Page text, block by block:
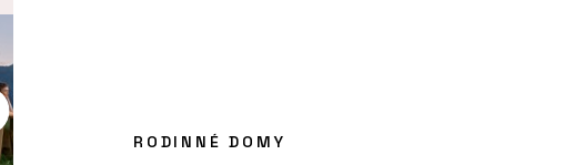
RODINNÉ DOMY